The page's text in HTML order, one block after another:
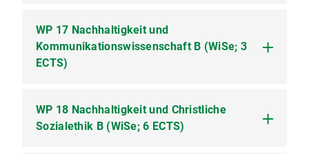
WP 16.1 Aspekte der Nachhaltigkeit in
Teildisziplinen der Geographie b (Vorlesung; 2
SWS)
WP 17 Nachhaltigkeit und
Kommunikationswissenschaft B (WiSe; 3
ECTS)
WP 17.1 Aspekte der Nachhaltigkeit in
Forschungsfeldern der
WP 18 Nachhaltigkeit und Christliche
Sozialethik B (WiSe; 6 ECTS)